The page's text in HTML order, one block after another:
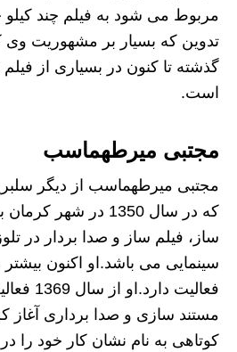
مربوط می شود به فیلم چند
تدوین که بسیار بر مشهوریت
گذشته تا کنون در بسیاری از
است.
مجتبی میرطهماسب
مجتبی میرطهماسب از دیگر
که در سال 1350 در
ساز، فیلم ساز و صدا بردار در
سینمایی می باشد.او اکنون بیشتر
فعالیت
مستند سازی و صدا برداری آغاز
کوتاهی به نام نشان کار خود را